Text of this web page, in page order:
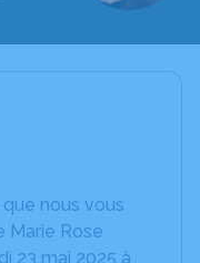
nous vous
Marie Rose
23 mai 2025 à